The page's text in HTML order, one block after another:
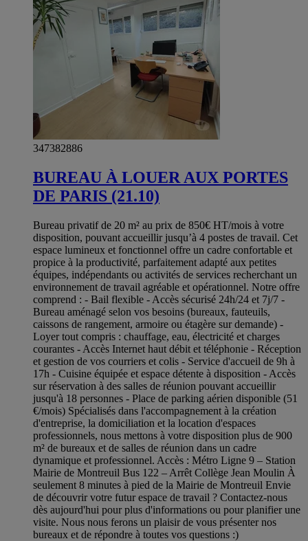
347382886
BUREAU À LOUER AUX PORTES
DE PARIS (21.10)
Bureau privatif de 20 m² au prix de 850€ HT/mois à votre
disposition, pouvant accueillir jusqu’à 4 postes de travail. Cet
espace lumineux et fonctionnel offre un cadre confortable et
propice à la productivité, parfaitement adapté aux petites
équipes, indépendants ou activités de services recherchant un
environnement de travail agréable et opérationnel. Notre offre
comprend : - Bail flexible - Accès sécurisé 24h/24 et 7j/7 -
Bureau aménagé selon vos besoins (bureaux, fauteuils,
caissons de rangement, armoire ou étagère sur demande) -
Loyer tout compris : chauffage, eau, électricité et charges
courantes - Accès Internet haut débit et téléphonie - Réception
et gestion de vos courriers et colis - Service d'accueil de 9h à
17h - Cuisine équipée et espace détente à disposition - Accès
sur réservation à des salles de réunion pouvant accueillir
jusqu'à 18 personnes - Place de parking aérien disponible (51
€/mois) Spécialisés dans l'accompagnement à la création
d'entreprise, la domiciliation et la location d'espaces
professionnels, nous mettons à votre disposition plus de 900
m² de bureaux et de salles de réunion dans un cadre
dynamique et professionnel. Accès : Métro Ligne 9 – Station
Mairie de Montreuil Bus 122 – Arrêt Collège Jean Moulin À
seulement 8 minutes à pied de la Mairie de Montreuil Envie
de découvrir votre futur espace de travail ? Contactez-nous
dès aujourd'hui pour plus d'informations ou pour planifier une
visite. Nous nous ferons un plaisir de vous présenter nos
bureaux et de répondre à toutes vos questions :)